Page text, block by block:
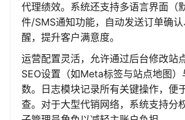
代理绩效。系统还支持多语言界面（
件/SMS通知功能，自动发送订单确
醒，提升客户满意度。
运营配置灵活，允许通过后台修改站
SEO设置（如Meta标签与站点地图
数。日志模块记录所有关键操作，便
查。对于大型代销网络，系统支持分